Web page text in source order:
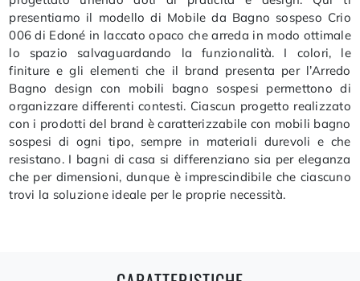
presentiamo il modello di Mobile da Bagno sospeso Crio
006 di Edoné in laccato opaco che arreda in modo ottimale
lo spazio salvaguardando la funzionalità. I colori, le
finiture e gli elementi che il brand presenta per l’Arredo
Bagno design con mobili bagno sospesi permettono di
organizzare differenti contesti. Ciascun progetto realizzato
con i prodotti del brand è caratterizzabile con mobili bagno
sospesi di ogni tipo, sempre in materiali durevoli e che
resistano. I bagni di casa si differenziano sia per eleganza
che per dimensioni, dunque è imprescindibile che ciascuno
trovi la soluzione ideale per le proprie necessità.